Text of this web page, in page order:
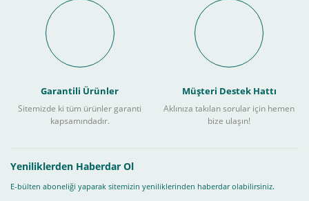
Garantili Ürünler
Sitemizde ki tüm ürünler garanti
kapsamındadır.
Müşteri Destek Hattı
Aklınıza takılan sorular için hemen
bize ulaşın!
Yeniliklerden Haberdar Ol
E-bülten aboneliği yaparak sitemizin yeniliklerinden haberdar olabilirsiniz.